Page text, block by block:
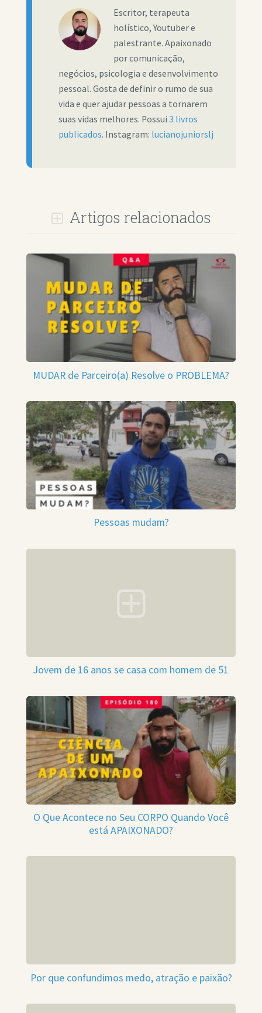
Escritor, terapeuta
holístico, Youtuber e
palestrante. Apaixonado
por comunicação,
negócios, psicologia e desenvolvimento
pessoal. Gosta de definir o rumo de sua
vida e quer ajudar pessoas a tornarem
suas vidas melhores. Possui 3 livros
publicados. Instagram: lucianojuniorslj
Artigos relacionados
MUDAR de Parceiro(a) Resolve o PROBLEMA?
Pessoas mudam?
Jovem de 16 anos se casa com homem de 51
O Que Acontece no Seu CORPO Quando Você
está APAIXONADO?
Por que confundimos medo, atração e paixão?